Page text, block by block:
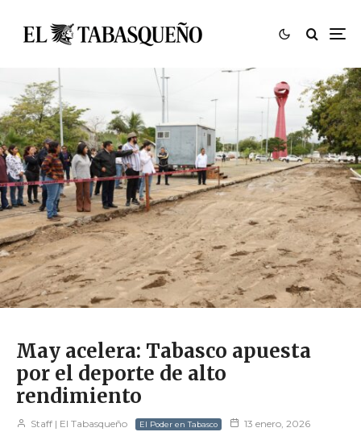
May acelera: Tabasco apuesta
por el deporte de alto
rendimiento
Staff | El Tabasqueño El Poder en Tabasco 13 enero, 2026